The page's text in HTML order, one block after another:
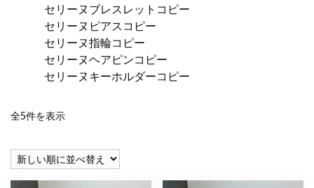
セリーヌブレスレットコピー
セリーヌピアスコピー
セリーヌ指輪コピー
セリーヌヘアピンコピー
セリーヌキーホルダーコピー
全5件を表示新
い
順